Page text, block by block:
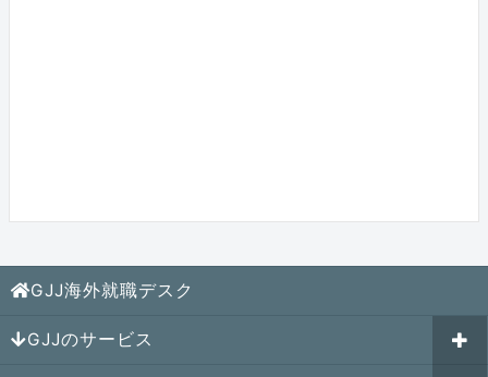
GJJ海外就職デスク
GJJのサービス